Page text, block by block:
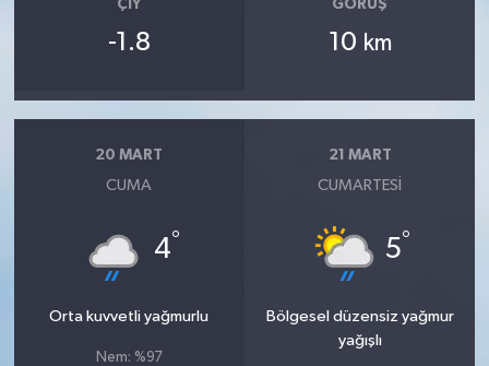
ÇIY
-1.8
GÖRÜŞ
10 km
20 MART
CUMA
4°
Orta kuvvetli yağmurlu
Nem: %97
21 MART
CUMARTESI
5°
Bölgesel düzensiz yağmur
yağışlı